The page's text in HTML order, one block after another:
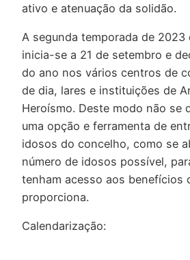
ativo e atenuação da solidão.
A segunda temporada de
inicia-se a 21 de setembro e
do ano nos vários centros de
de dia, lares e instituições de
Heroísmo. Deste modo não se
uma opção e ferramenta de
idosos do concelho, como se
número de idosos possível,
tenham acesso aos benefícios
proporciona.
Calendarização: